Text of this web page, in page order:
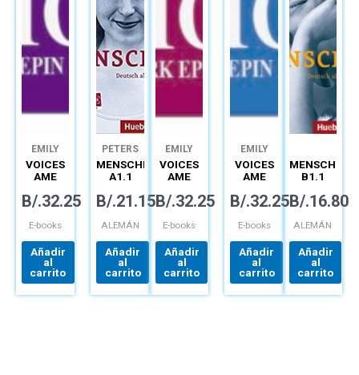
EMILY
BRYSONGARY
PATHARE
VOICES
AME
EPIN 1A
DIGITAL
B/.32.25
E-books
Añadir
al
carrito
PETERS
MENSCHEN
A1.1
+ CD
B/.21.15
ALEMÁN
Añadir
al
carrito
EMILY
BRYSON
VOICES
AME
EPIN 2B
DIGITAL
B/.32.25
E-books
Añadir
al
carrito
EMILY
BRYSON
VOICES
AME
EPIN 1B
DIGITAL
B/.32.25
E-books
Añadir
al
carrito
MENSCHEN
B1.1
DIGITALE
B/.16.80
ALEMÁN
Añadir
al
carrito